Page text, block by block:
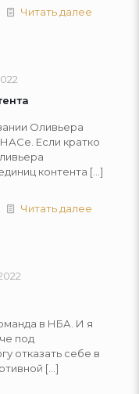
Читать далее
Оливьера
Если кратко
контента […]
Читать далее
в НБА. И я
под
отказать себе в
[…]